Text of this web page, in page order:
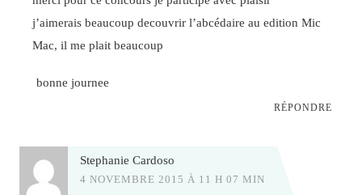
j’aimerais beaucoup decouvrir l’abcédaire au edition Mic
Mac, il me plait beaucoup
bonne journee
RÉPONDRE
Stephanie Cardoso
4 NOVEMBRE 2015 À 11 H 07 MIN